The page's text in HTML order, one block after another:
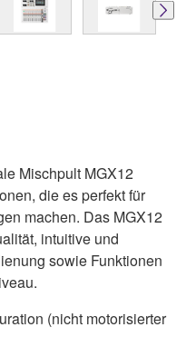
Mischpult MGX12
die es perfekt für
machen. Das MGX12
intuitive und
sowie Funktionen
(nicht motorisierter